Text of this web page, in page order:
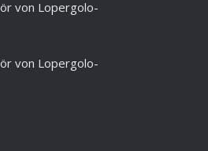
von Lopergolo-